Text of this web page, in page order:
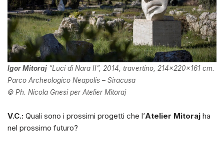
Igor Mitoraj “Luci di Nara II”, 2014, travertino, 214x220x161 cm.
Parco Archeologico Neapolis – Siracusa
© Ph. Nicola Gnesi per Atelier Mitoraj
V.C.: Quali sono i prossimi progetti che l’Atelier Mitoraj ha
nel prossimo futuro?